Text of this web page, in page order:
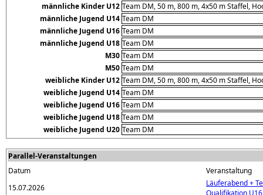
männliche Kinder U12 Team DM, 50 m, 800 m, 4x50 m Staffel,
männliche Jugend U14 Team DM
männliche Jugend U16 Team DM
männliche Jugend U18 Team DM
M30 Team DM
M50 Team DM
weibliche Kinder U12 Team DM, 50 m, 800 m, 4x50 m Staffel,
weibliche Jugend U14 Team DM
weibliche Jugend U16 Team DM
weibliche Jugend U18 Team DM
weibliche Jugend U20 Team DM
Parallel-Veranstaltungen
Datum
Veranstaltung
15.07.2026
Läuferabend +
Qualifikation